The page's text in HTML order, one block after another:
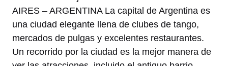
AIRES – ARGENTINA La capital de Argentina es
una ciudad elegante llena de clubes de tango,
mercados de pulgas y excelentes restaurantes.
Un recorrido por la ciudad es la mejor manera de